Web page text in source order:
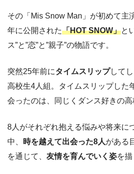
その「Mis Snow Man」が初めて主
年に公開された「HOT SNOW」と
ス”と”恋”と”親子”の物語です。
突然25年前にタイムスリップして
高校生4人組。タイムスリップした
会ったのは、同じくダンス好きの高
8人がそれぞれ抱える悩みや将来に
中、
時を越えて出会った8人がある
を通じて、 友情を育んでいく姿を